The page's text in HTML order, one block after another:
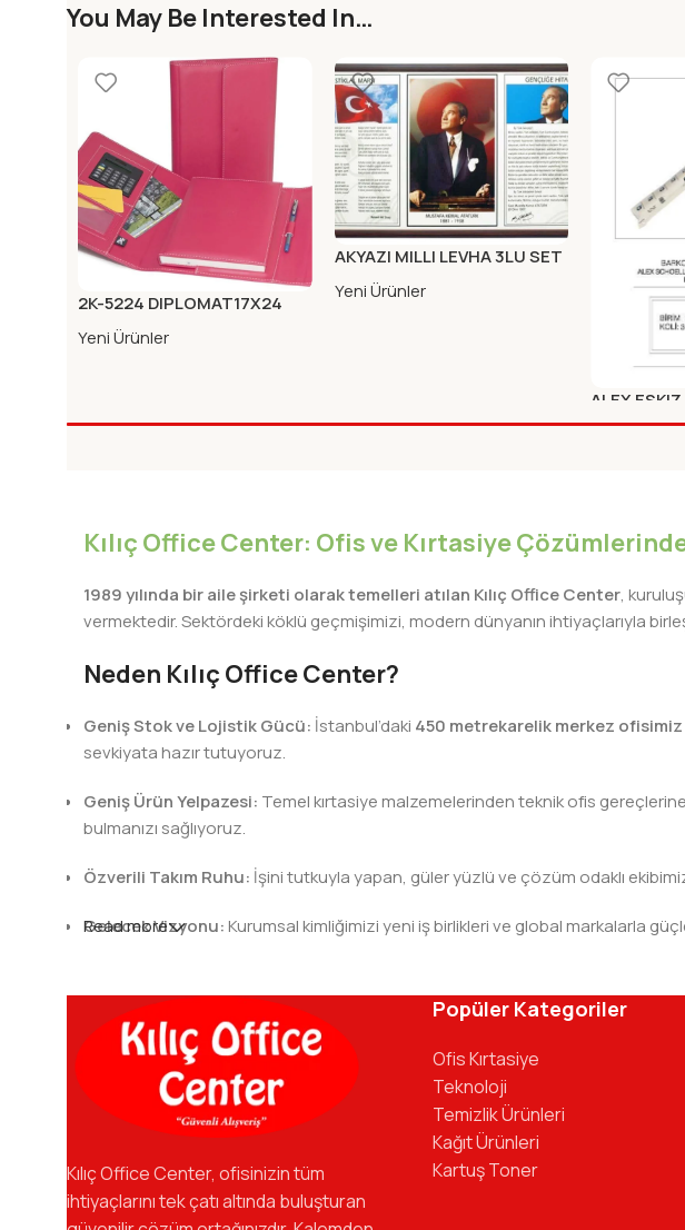
You May Be Interested In…
2K-5224 DIPLOMAT17X24
MIKNA.KAB.ORG.KARE FUSYA
Yeni Ürünler
AKYAZI MILLI LEVHA 3LU SET
(AHSAP)50X90
Yeni Ürünler
ALEX
20X70cm
Kılıç Office Center: Ofis ve Kırtasiye Çözümlerinde
1989 yılında bir aile şirketi olarak temelleri atılan Kılıç Office Center,
vermektedir. Sektördeki köklü geçmişimizi, modern dünyanın ihtiyaçlarıyla
Neden Kılıç Office Center?
Geniş Stok ve Lojistik Gücü: İstanbul’daki 450 metrekarelik merkez ofisimiz
sevkiyata hazır tutuyoruz.
Geniş Ürün Yelpazesi: Temel kırtasiye malzemelerinden teknik ofis
bulmanızı sağlıyoruz.
Özverili Takım Ruhu: İşini tutkuyla yapan, güler yüzlü ve çözüm odaklı
Gelecek Vizyonu:Kurumsal kimliğimizi yeni iş birlikleri ve global markalarla
kadromuzla hizmetinizdeyiz.
Read more
Kılıç Office Center, ofisinizin tüm
ihtiyaçlarını tek çatı altında buluşturan
Popüler Kategoriler
Ofis Kırtasiye
Teknoloji
Temizlik Ürünleri
Kağıt Ürünleri
Kartuş Toner